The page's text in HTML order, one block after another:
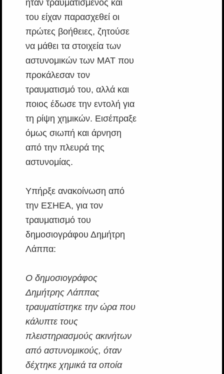
ήταν τραυματισμένος και
του είχαν παρασχεθεί οι
πρώτες βοήθειες, ζητούσε
να μάθει τα στοιχεία των
αστυνομικών των ΜΑΤ που
προκάλεσαν τον
τραυματισμό του, αλλά και
ποιος έδωσε την εντολή για
τη ρίψη χημικών. Εισέπραξε
όμως σιωπή και άρνηση
από την πλευρά της
αστυνομίας.
Υπήρξε ανακοίνωση από
την ΕΣΗΕΑ, για τον
τραυματισμό του
δημοσιογράφου Δημήτρη
Λάππα:
Ο δημοσιογράφος
Δημήτρης Λάππας
τραυματίστηκε την ώρα που
κάλυπτε τους
πλειστηριασμούς ακινήτων
από αστυνομικούς, όταν
δέχτηκε χημικά τα οποία